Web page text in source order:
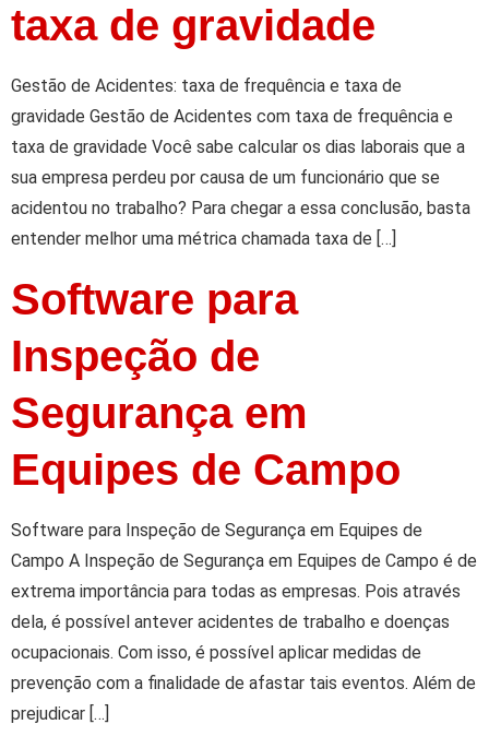
taxa de gravidade
Gestão de Acidentes: taxa de frequência e taxa de
gravidade Gestão de Acidentes com taxa de frequência e
taxa de gravidade Você sabe calcular os dias laborais que a
sua empresa perdeu por causa de um funcionário que se
acidentou no trabalho? Para chegar a essa conclusão, basta
entender melhor uma métrica chamada taxa de […]
Software para
Inspeção de
Segurança em
Equipes de Campo
Software para Inspeção de Segurança em Equipes de
Campo A Inspeção de Segurança em Equipes de Campo é de
extrema importância para todas as empresas. Pois através
dela, é possível antever acidentes de trabalho e doenças
ocupacionais. Com isso, é possível aplicar medidas de
prevenção com a finalidade de afastar tais eventos. Além de
prejudicar […]